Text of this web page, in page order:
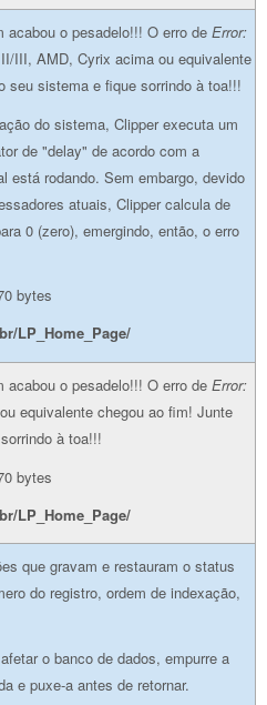
acabou o pesadelo!!! O erro de Error:
III, AMD, Cyrix acima ou equivalente
seu sistema e fique sorrindo à toa!!!
do sistema, Clipper executa um
de "delay" de acordo com a
está rodando. Sem embargo, devido
atuais, Clipper calcula de
0 (zero), emergindo, então, o erro
bytes
LP_Home_Page/
acabou o pesadelo!!! O erro de Error:
equivalente chegou ao fim! Junte
à toa!!!
bytes
LP_Home_Page/
que gravam e restauram o status
do registro, ordem de indexação,
o banco de dados, empurre a
e puxe-a antes de retornar.